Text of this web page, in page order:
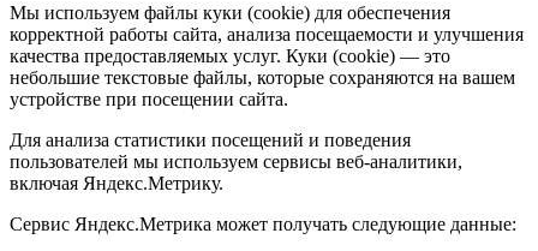
Мы используем файлы куки (cookie) для обеспечения
корректной работы сайта, анализа посещаемости и улучшения
качества предоставляемых услуг. Куки (cookie) — это
небольшие текстовые файлы, которые сохраняются на вашем
устройстве при посещении сайта.
Для анализа статистики посещений и поведения
пользователей мы используем сервисы веб-аналитики,
включая Яндекс.Метрику.
Сервис Яндекс.Метрика может получать следующие данные: